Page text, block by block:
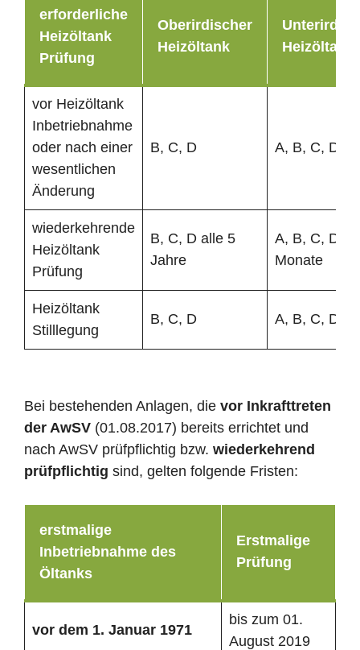
erforderliche
Heizöltank
Prüfung
Oberirdischer
Heizöltank
Heizöltank
vor Heizöltank
Inbetriebnahme
oder nach einer
wesentlichen
Änderung
B, C, D A, B, C, D
wiederkehrende
Heizöltank
Prüfung
B, C, D alle 5
Jahre
A, B, C, D
Monate
Heizöltank
Stilllegung
B, C, D A, B, C, D
Bei bestehenden Anlagen, die vor Inkrafttreten
der AwSV (01.08.2017) bereits errichtet und
nach AwSV prüfpflichtig bzw. wiederkehrend
prüfpflichtig sind, gelten folgende Fristen:
erstmalige
Inbetriebnahme des
Öltanks
Erstmalige
Prüfung
vor dem 1. Januar 1971
bis zum 01.
August 2019